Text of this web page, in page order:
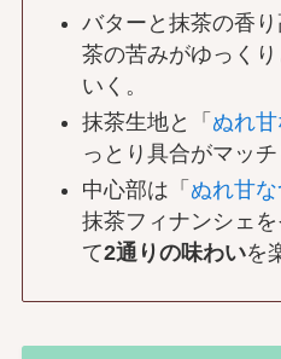
バターと抹茶の香
茶の苦みがゆっく
いく。
抹茶生地と「 ぬれ甘
っとり具合がマッチ
中心部は「 ぬれ甘な
抹茶フィナンシェ
て2通りの味わいを